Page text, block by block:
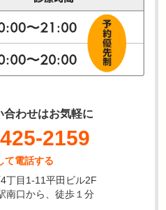
合わせはお気軽に
2159
て電話する
丁目1-11平田ビル2F
南口から、徒歩１分